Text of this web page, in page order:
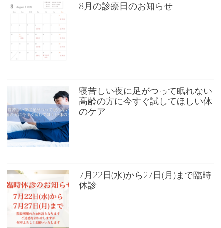
8月の診療日のお知らせ
寝苦しい夜に足がつって眠れない
高齢の方に今すぐ試してほしい体
のケア
7月22日(水)から27日(月)まで臨時
休診